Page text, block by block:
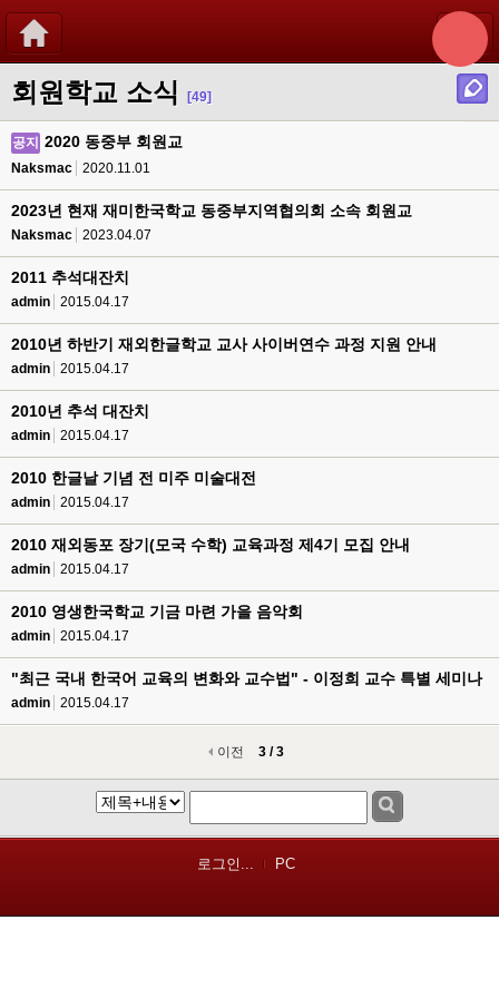
회원학교 소식 [49]
공지 2020 동중부 회원교
Naksmac 2020.11.01
2023년 현재 재미한국학교 동중부지역협의회 소속 회원교
Naksmac 2023.04.07
2011 추석대잔치
admin 2015.04.17
2010년 하반기 재외한글학교 교사 사이버연수 과정 지원 안내
admin 2015.04.17
2010년 추석 대잔치
admin 2015.04.17
2010 한글날 기념 전 미주 미술대전
admin 2015.04.17
2010 재외동포 장기(모국 수학) 교육과정 제4기 모집 안내
admin 2015.04.17
2010 영생한국학교 기금 마련 가을 음악회
admin 2015.04.17
"최근 국내 한국어 교육의 변화와 교수법" - 이정희 교수 특별 세미나
admin 2015.04.17
이전 3 / 3
로그인... PC